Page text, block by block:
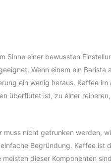
Sinne einer bewussten
Wenn einem ein Barista
ein wenig heraus. Kaffee im
überflutet ist, zu einer
nicht getrunken werden,
Begründung. Kaffee ist
dieser Komponenten